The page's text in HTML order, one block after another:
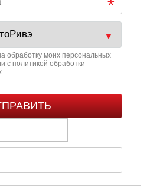
обработку моих персональных
с политикой обработки